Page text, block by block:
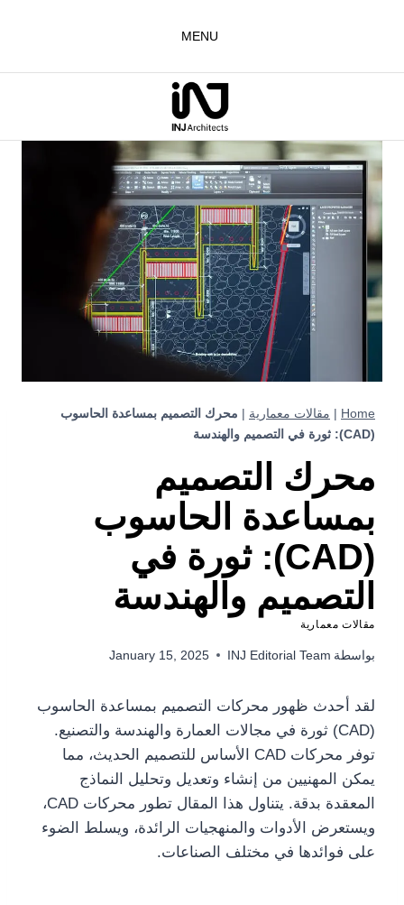
MENU
Home
| مقالات معمارية | محرك التصميم بمساعدة الحاسوب
(CAD): ثورة في التصميم والهندسة
محرك التصميم
بمساعدة الحاسوب
(CAD): ثورة في
التصميم والهندسة
مقالات معمارية
بواسطة INJ Editorial Team
January 15, 2025
لقد أحدث ظهور محركات التصميم بمساعدة الحاسوب
(CAD) ثورة في مجالات العمارة والهندسة والتصنيع.
توفر محركات CAD الأساس للتصميم الحديث، مما
يمكن المهنيين من إنشاء وتعديل وتحليل النماذج
المعقدة بدقة. يتناول هذا المقال تطور محركات CAD،
ويستعرض الأدوات والمنهجيات الرائدة، ويسلط الضوء
على فوائدها في مختلف الصناعات.